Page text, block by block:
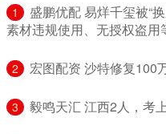
1
盛鹏优配 易烊千玺被“
素材违规使用、无授权盗用
2 宏图配资 沙特修复100
3 毅鸣天汇 江西2人，考